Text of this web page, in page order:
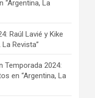
“Argentina, La
Raúl Lavié y Kike
Revista”
Temporada 2024:
en “Argentina, La